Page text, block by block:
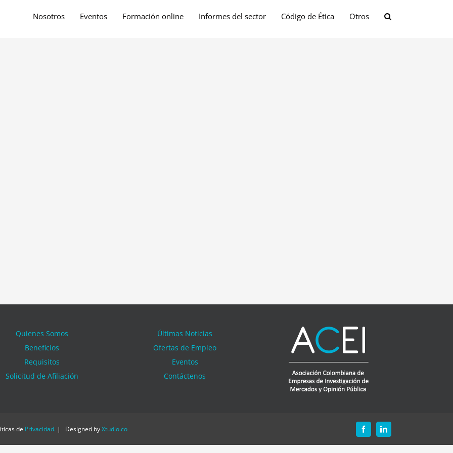
Nosotros Eventos Formación online Informes del sector Código de Ética Otros
Quienes Somos
Beneficios
Requisitos
Solicitud de Afiliación
Últimas Noticias
Ofertas de Empleo
Eventos
Contáctenos
de Privacidad. | Designed byXtudio.co FacebookLinkedIn